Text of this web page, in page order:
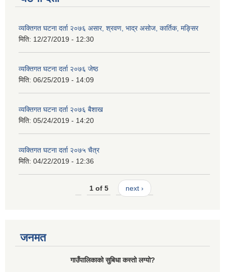
व्यक्तिगत घटना दर्ता २०७६ असार, श्रवण, भाद्र असोज, कार्तिक, मङ्सिर
मिति: 12/27/2019 - 12:30
व्यक्तिगत घटना दर्ता २०७६ जेष्ठ
मिति: 06/25/2019 - 14:09
व्यक्तिगत घटना दर्ता २०७६ बैशाख
मिति: 05/24/2019 - 14:20
व्यक्तिगत घटना दर्ता २०७५ चैत्र
मिति: 04/22/2019 - 12:36
1 of 5 next ›
जनमत
गाउँपालिकाको सुबिधा कस्तो लग्यो?